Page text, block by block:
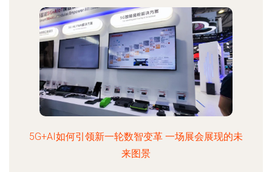
5G+AI如何引领新一轮数智变革 一场展会展现的未
来图景